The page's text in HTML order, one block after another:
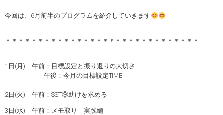
今回は、6月前半のプログラムを紹介していきます
＊＊＊＊＊＊＊＊＊＊＊＊＊＊＊＊＊＊＊＊＊＊＊＊＊＊＊＊＊＊
1日(月) 午前：目標設定と振り返りの大切さ
午後：今月の目標設定TIME
2日(火) 午前：SST⑨助けを求める
3日(水) 午前：メモ取り 実践編